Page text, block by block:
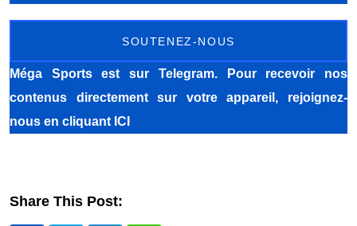
SOUTENEZ-NOUS
Méga Sportsest sur Telegram. Pour recevoir nos
contenus directement sur votre appareil, rejoignez-
nous en cliquant ICI
Share This Post: